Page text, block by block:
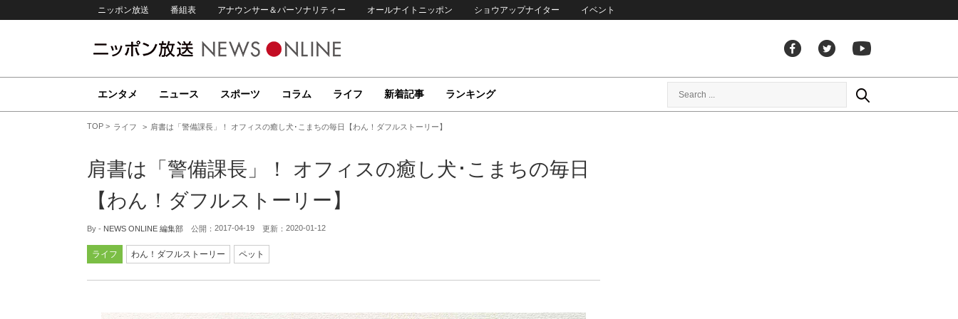
ニッポン放送 番組表 アナウンサー＆パーソナリティー オールナイトニッポン ショウアップナイター イベント
エンタメ ニュース スポーツ コラム ライフ 新着記事 ランキング
TOP ライフ 肩書は「警備課長」！ オフィスの癒し犬･こまちの毎日【わん！ダフルストーリー】
肩書は「警備課長」！ オフィスの癒し犬･こまちの毎日
【わん！ダフルストーリー】
By - NEWS ONLINE 編集部 公開： 2017-04-19 更新： 2020-01-12
ライフ わん！ダフルストーリー ペット